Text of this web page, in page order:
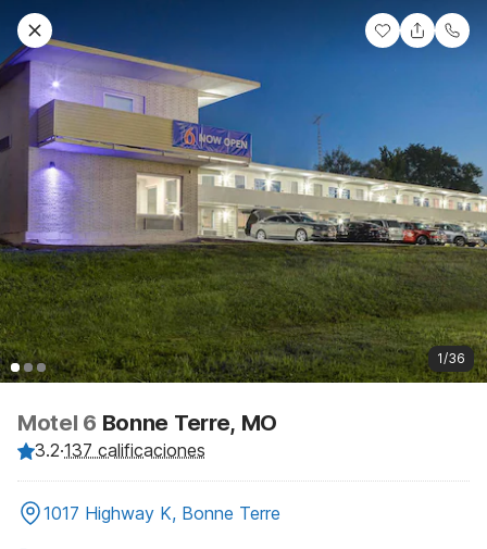
1/36
Motel 6 Bonne Terre, MO
3.2·137 calificaciones
1017 Highway K, Bonne Terre